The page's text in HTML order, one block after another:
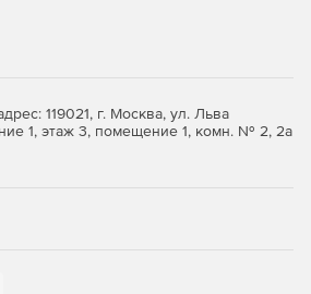
119021, г. Москва, ул. Льва
1, этаж 3, помещение 1, комн. № 2, 2а